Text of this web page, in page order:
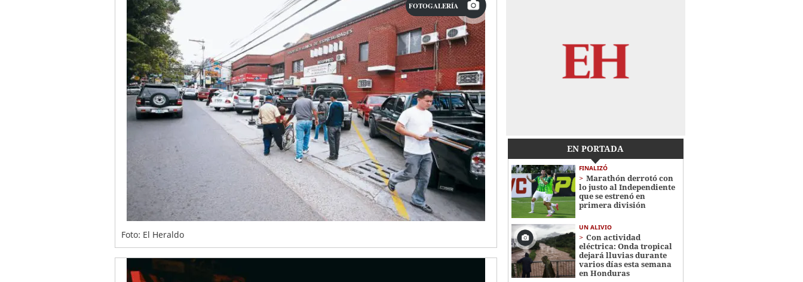
FOTOGALERÍA
Foto: El Heraldo
EN PORTADA
FINALIZÓ
Marathón derrotó con
lo justo al Independiente
que se estrenó en
primera división
UN ALIVIO
Con actividad
eléctrica: Onda tropical
dejará lluvias durante
varios días esta semana
en Honduras